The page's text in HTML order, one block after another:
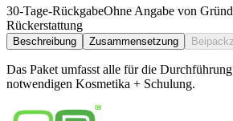
30-Tage-RückgabeOhne Angabe von
Rückerstattung
Beschreibung Zusammensetzung
Das Paket umfasst alle für die
notwendigen Kosmetika + Schulung.